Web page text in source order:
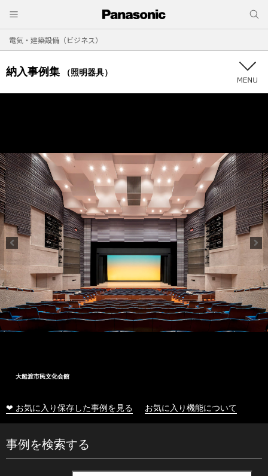
電気・建築設備（ビジネス）
納入事例集 （照明器具）
大船渡市民文化会館
❤ お気に入り保存した事例を見る お気に入り機能について
事例を検索する